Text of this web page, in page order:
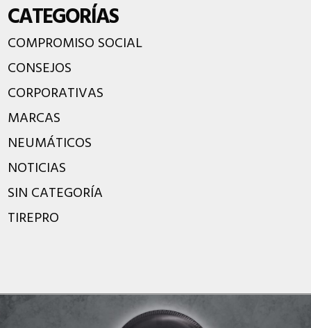
CATEGORÍAS
COMPROMISO SOCIAL
CONSEJOS
CORPORATIVAS
MARCAS
NEUMÁTICOS
NOTICIAS
SIN CATEGORÍA
TIREPRO